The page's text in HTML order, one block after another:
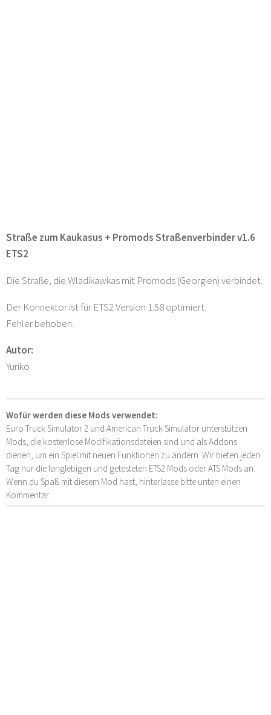
Straße zum Kaukasus + Promods Straßenverbinder v1.6
ETS2
Die Straße, die Wladikawkas mit Promods (Georgien) verbindet.
Der Konnektor ist für ETS2 Version 1.58 optimiert.
Fehler behoben.
Autor:
Yuriko
Wofür werden diese Mods verwendet:
Euro Truck Simulator 2 und American Truck Simulator unterstützen
Mods, die kostenlose Modifikationsdateien sind und als Addons
dienen, um ein Spiel mit neuen Funktionen zu ändern. Wir bieten jeden
Tag nur die langlebigen und getesteten ETS2 Mods oder ATS Mods an.
Wenn du Spaß mit diesem Mod hast, hinterlasse bitte unten einen
Kommentar.